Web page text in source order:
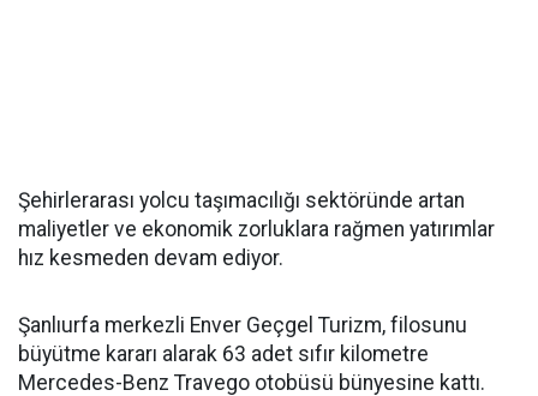
Şehirlerarası yolcu taşımacılığı sektöründe artan
maliyetler ve ekonomik zorluklara rağmen yatırımlar
hız kesmeden devam ediyor.
Şanlıurfa merkezli Enver Geçgel Turizm, filosunu
büyütme kararı alarak 63 adet sıfır kilometre
Mercedes-Benz Travego otobüsü bünyesine kattı.